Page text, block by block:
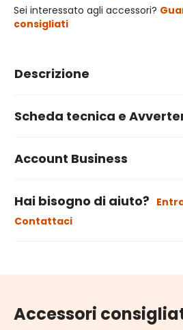
Sei interessato agli accessori?
consigliati
Descrizione
Scheda tecnica e
Account Business
Hai bisogno di aiuto?
Contattaci
Accessori